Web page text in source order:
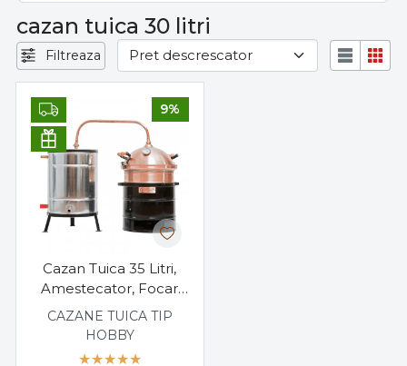
cazan tuica 30 litri
Filtreaza
9%
Cazan Tuica 35 Litri,
Amestecator, Focar
pentru Arzator Gaz
CAZANE TUICA TIP
HOBBY